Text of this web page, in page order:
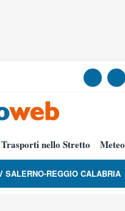
Trasporti nello Stretto Meteo
SALERNO-REGGIO CALABRIA